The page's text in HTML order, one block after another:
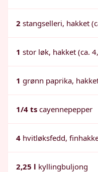
2 stangselleri, hakket
1 stor løk, hakket (ca.
1 grønn paprika,
1/4 ts cayennepepper
4 hvitløksfedd,
2,25 l kyllingbuljong